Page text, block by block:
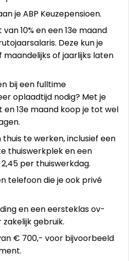
je ABP Keuzepensioen.
10% en een 13e maand
Deze kun je
of jaarlijks laten
bij een fulltime
oplaadtijd nodig? Met je
en 13e maand koop je tot wel
te werken, inclusief een
thuiswerkplek en een
per thuiswerkdag.
telefoon die je ook privé
en een eersteklas ov-
gebruik.
€ 700,- voor bijvoorbeeld